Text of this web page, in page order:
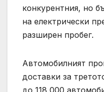
конкурентния, но
на електрически
разширен пробег.
Автомобилният
доставки за
до 118 000